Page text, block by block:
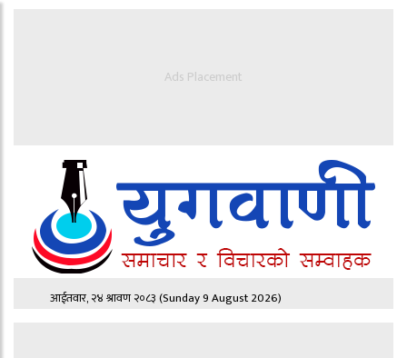
Ads Placement
आईतवार, २४ श्रावण २०८३(Sunday 9 August 2026)